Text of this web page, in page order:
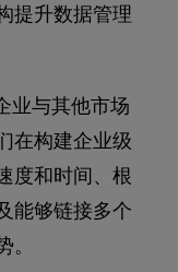
提升数据管理
业与其他市场
在构建企业级
度和时间、根
能够链接多个